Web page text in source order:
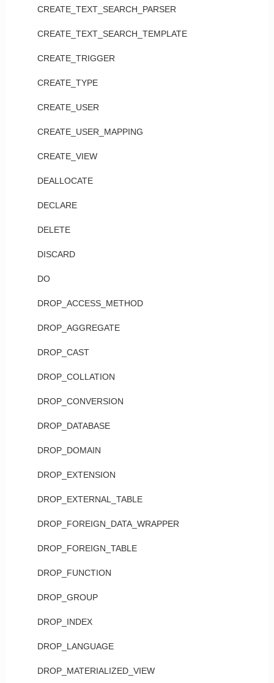
CREATE_TEXT_SEARCH_PARSER
CREATE_TEXT_SEARCH_TEMPLATE
CREATE_TRIGGER
CREATE_TYPE
CREATE_USER
CREATE_USER_MAPPING
CREATE_VIEW
DEALLOCATE
DECLARE
DELETE
DISCARD
DO
DROP_ACCESS_METHOD
DROP_AGGREGATE
DROP_CAST
DROP_COLLATION
DROP_CONVERSION
DROP_DATABASE
DROP_DOMAIN
DROP_EXTENSION
DROP_EXTERNAL_TABLE
DROP_FOREIGN_DATA_WRAPPER
DROP_FOREIGN_TABLE
DROP_FUNCTION
DROP_GROUP
DROP_INDEX
DROP_LANGUAGE
DROP_MATERIALIZED_VIEW